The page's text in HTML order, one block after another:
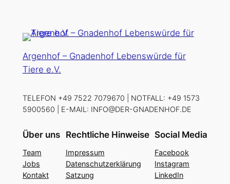
Argenhof – Gnadenhof Lebenswürde für
Tiere e.V.
TELEFON +49 7522 7079670 | NOTFALL: +49 1573
5900560 | E-MAIL: INFO@DER-GNADENHOF.DE
Über uns
Team
Jobs
Kontakt
Rechtliche Hinweise
Impressum
Datenschutzerklärung
Satzung
Social Media
Facebook
Instagram
LinkedIn